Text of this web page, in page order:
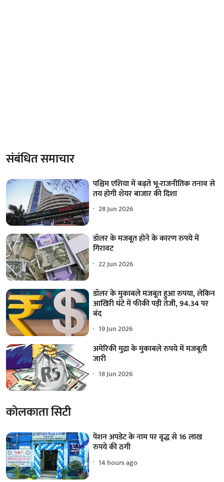
संबंधित समाचार
पश्चिम एशिया में बढ़ते भू-राजनीतिक तनाव से
तय होगी शेयर बाजार की दिशा
28 Jun 2026
डॉलर के मजबूत होने के कारण रुपये में
गिरावट
22 Jun 2026
डॉलर के मुकाबले मजबूत हुआ रुपया, लेकिन
आखिरी घंटे में फीकी पड़ी तेजी, 94.34 पर
बंद
19 Jun 2026
अमेरिकी मुद्रा के मुकाबले रुपये में मजबूती
जारी
18 Jun 2026
कोलकाता सिटी
पेंशन अपडेट के नाम पर वृद्ध से 16 लाख
रुपये की ठगी
14 hours ago